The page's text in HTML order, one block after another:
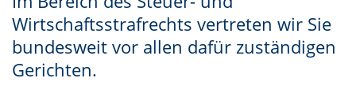
Wirtschaftsstrafrechts vertreten wir Sie
bundesweit vor allen dafür zuständigen
Gerichten.